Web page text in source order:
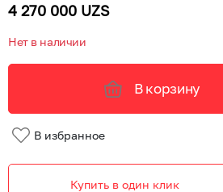
4 270 000 UZS
Нет в наличии
В корзину
В избранное
Купить в один клик